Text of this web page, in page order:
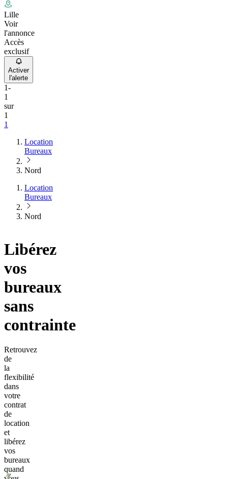
Lille
Voir
l'annonce
Accès
exclusif
Activer
l'alerte
1-
1
sur
1
1
Location
Bureaux
Nord
Location
Bureaux
Nord
Libérez
vos
bureaux
sans
contrainte
Retrouvez
de
la
flexibilité
dans
votre
contrat
de
location
et
libérez
vos
bureaux
quand